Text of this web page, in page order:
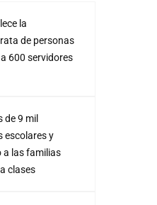
la
de personas
600 servidores
de 9 mil
escolares y
a las familias
clases